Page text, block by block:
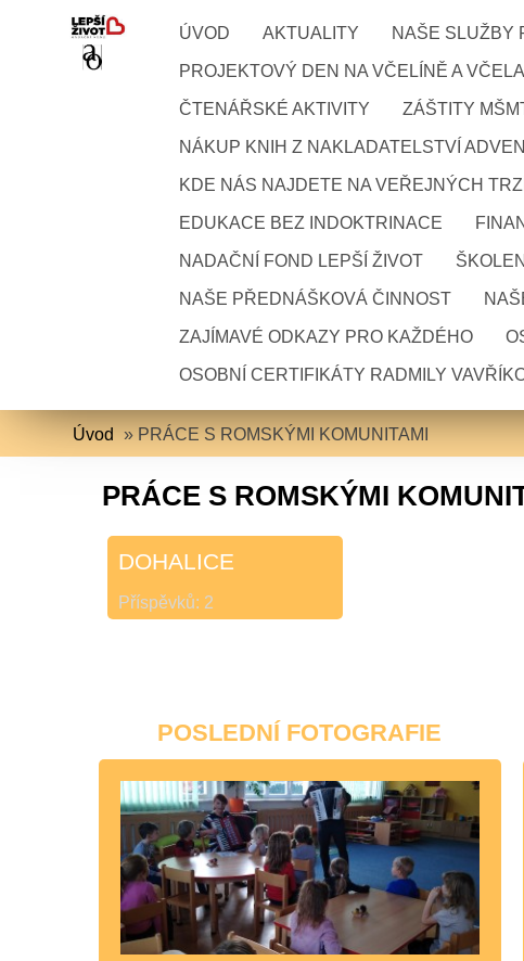
ÚVOD AKTUALITY NAŠE SLUŽBY
PROJEKTOVÝ DEN NA VČELÍNĚ A
ČTENÁŘSKÉ AKTIVITY ZÁŠTITY
NÁKUP KNIH Z NAKLADATELSTVÍ
KDE NÁS NAJDETE NA VEŘEJNÝCH
EDUKACE BEZ INDOKTRINACE
NADAČNÍ FOND LEPŠÍ ŽIVOT
NAŠE PŘEDNÁŠKOVÁ ČINNOST
ZAJÍMAVÉ ODKAZY PRO KAŽDÉHO
OSOBNÍ CERTIFIKÁTY RADMILY
Úvod » PRÁCE S ROMSKÝMI KOMUNITAMI
PRÁCE S ROMSKÝMI
DOHALICE
Příspěvků: 2
POSLEDNÍ FOTOGRAFIE